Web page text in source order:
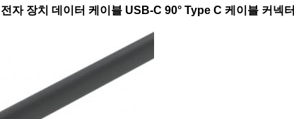
자 장치 데이터 케이블 USB-C 90° Type C 케이블 커넥터